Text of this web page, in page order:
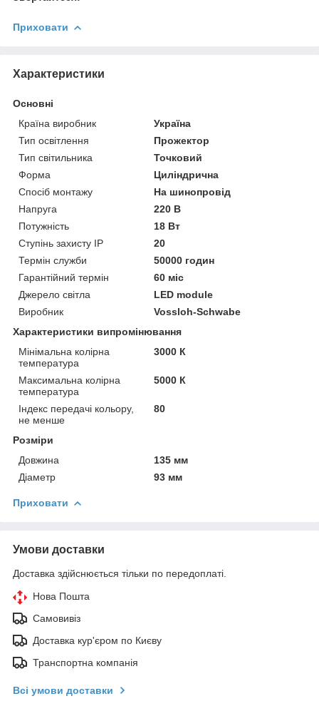
Приховати
Характеристики
Основні
Країна виробник
Україна
Тип освітлення
Прожектор
Тип світильника
Точковий
Форма
Циліндрична
Спосіб монтажу
На шинопровід
Напруга
220 В
Потужність
18 Вт
Ступінь захисту IP
20
Термін служби
50000 годин
Гарантійний термін
60 міс
Джерело світла
LED module
Виробник
Vossloh-Schwabe
Характеристики випромінювання
Мінімальна колірна
температура
3000 К
Максимальна колірна
температура
5000 К
Індекс передачі кольору,
не менше
80
Розміри
Довжина
135 мм
Діаметр
93 мм
Приховати
Умови доставки
Доставка здійснюється тільки по передоплаті.
Нова Пошта
Самовивіз
Доставка кур'єром по Києву
Транспортна компанія
Всі умови доставки